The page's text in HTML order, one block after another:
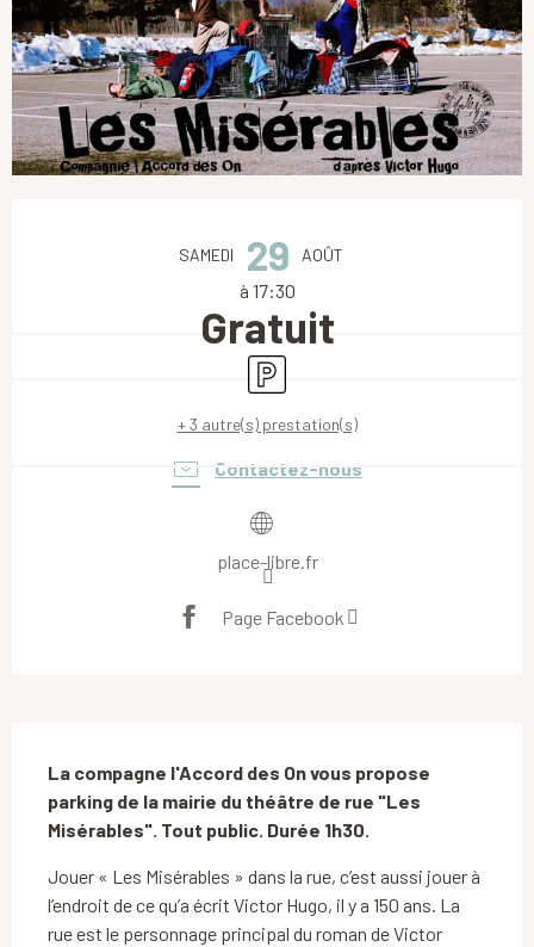
SAMEDI 29 AOÛT
à 17:30
Gratuit
Parking
+ 3 autre(s) prestation(s)
Contactez-nous
place-libre.fr
Page Facebook
La compagne l'Accord des On vous propose
parking de la mairie du théâtre de rue "Les
Misérables". Tout public. Durée 1h30.
Jouer « Les Misérables » dans la rue, c’est aussi jouer à
l’endroit de ce qu’a écrit Victor Hugo, il y a 150 ans. La
rue est le personnage principal du roman de Victor